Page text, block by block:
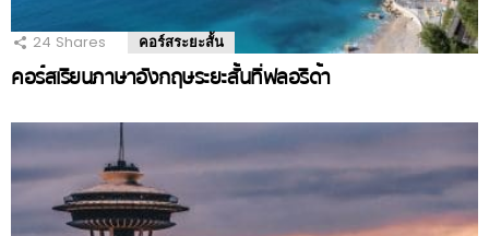
24 Shares คอร์สระยะสั้น
คอร์สเรียนภาษาอังกฤษระยะสั้นที่ฟลอริด้า